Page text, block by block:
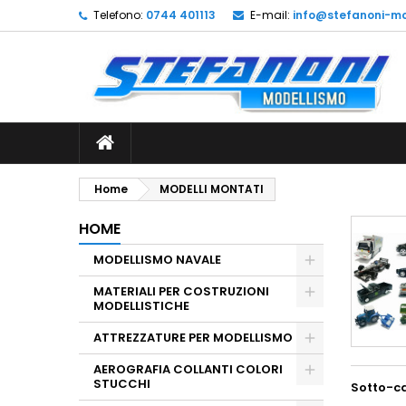
Telefono: 0744 401113 E-mail: info@stefanoni-
Home MODELLI MONTATI
HOME
MODELLISMO NAVALE
MATERIALI PER COSTRUZIONI
MODELLISTICHE
ATTREZZATURE PER MODELLISMO
AEROGRAFIA COLLANTI COLORI
STUCCHI
Sotto-